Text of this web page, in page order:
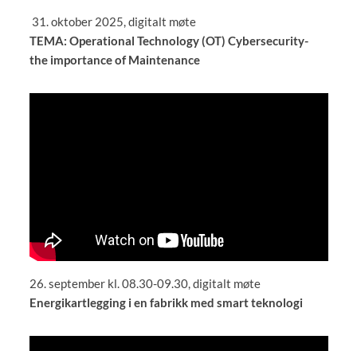
31. oktober 2025, digitalt møte
TEMA: Operational Technology (OT) Cybersecurity-
the importance of Maintenance
26. september kl. 08.30-09.30, digitalt møte
Energikartlegging i en fabrikk med smart teknologi